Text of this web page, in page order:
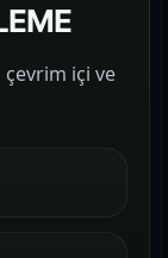
içi ve